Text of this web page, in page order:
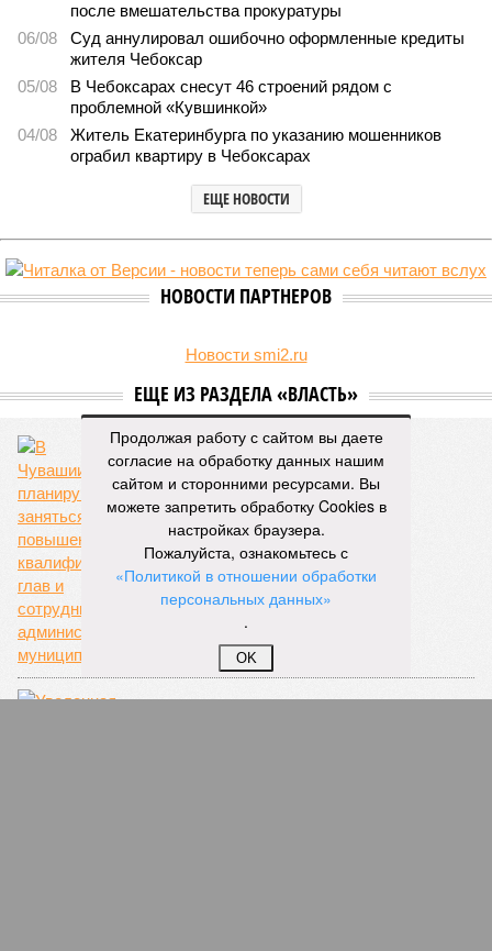
после вмешательства прокуратуры
06/08
Суд аннулировал ошибочно оформленные кредиты
жителя Чебоксар
05/08
В Чебоксарах снесут 46 строений рядом с
проблемной «Кувшинкой»
04/08
Житель Екатеринбурга по указанию мошенников
ограбил квартиру в Чебоксарах
ЕЩЕ НОВОСТИ
НОВОСТИ ПАРТНЕРОВ
Новости smi2.ru
ЕЩЕ ИЗ РАЗДЕЛА «ВЛАСТЬ»
Не можешь - научим
Продолжая работу с сайтом вы даете
согласие на обработку данных нашим
сайтом и сторонними ресурсами. Вы
можете запретить обработку Cookies в
настройках браузера.
Пожалуйста, ознакомьтесь с
«Политикой в отношении обработки
персональных данных»
.
OK